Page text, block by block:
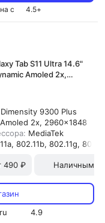
с 4.5+
Tab S11 Ultra 14.6"
Amoled 2x,
9300 Plus
2x, 2960x1848
MediaTek
802.11b, 802.11g,
490 ₽ Наличными
4.9